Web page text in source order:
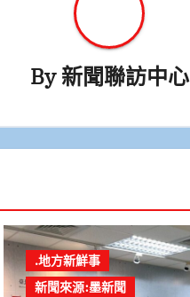
By新聞聯訪中心
.地方新鮮事
新聞來源:墨新聞